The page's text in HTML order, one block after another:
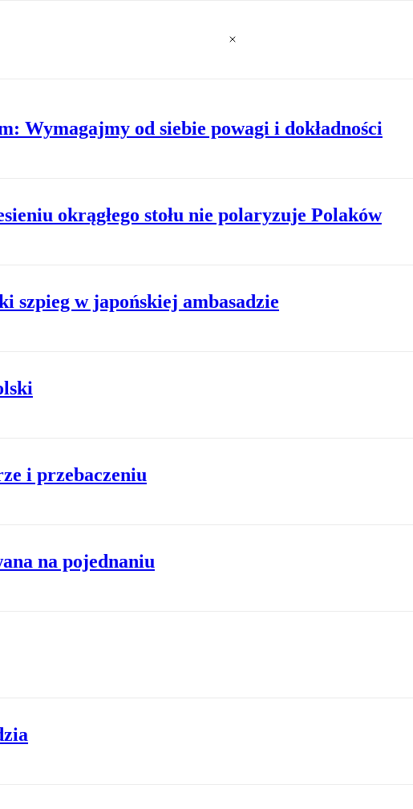
Wymagajmy od siebie powagi i dokładności
okrągłego stołu nie polaryzuje Polaków
szpieg w japońskiej ambasadzie
i przebaczeniu
na pojednaniu